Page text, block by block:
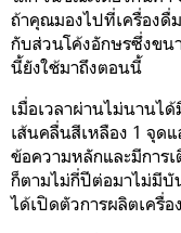
ถ้าคุณมองไปที่เครื่องดื่
กับส่วนโค้งอักษรซึ่งขน
นี้ยังใช้มาถึงตอนนี้
เมื่อเวลาผ่านไม่นานไ
เส้นคลื่นสีเหลือง 1 จุด
ข้อความหลักและมีการ
ก็ตามไม่กี่ปีต่อมาไม่มีบั
ได้เปิดตัวการผลิตเครื่